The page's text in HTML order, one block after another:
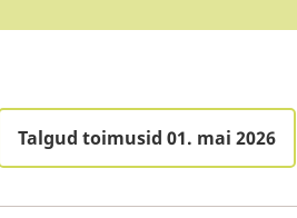
Talgud toimusid 01. mai 2026